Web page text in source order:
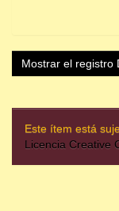
Mostrar el registro
Este ítem está
Licencia Creative